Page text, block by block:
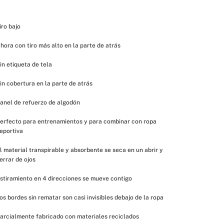
bajo
con tiro más alto en la parte de atrás
etiqueta de tela
cobertura en la parte de atrás
de refuerzo de algodón
para entrenamientos y para combinar con ropa
material transpirable y absorbente se seca en un abrir y
de ojos
en 4 direcciones se mueve contigo
bordes sin rematar son casi invisibles debajo de la ropa
fabricado con materiales reciclados